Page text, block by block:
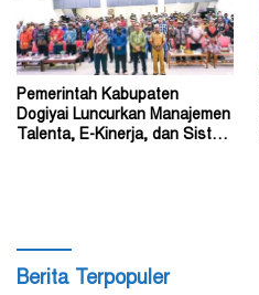
Pemerintah Kabupaten
Dogiyai Luncurkan Manajemen
Talenta, E-Kinerja, dan Sistem
Berita Terpopuler